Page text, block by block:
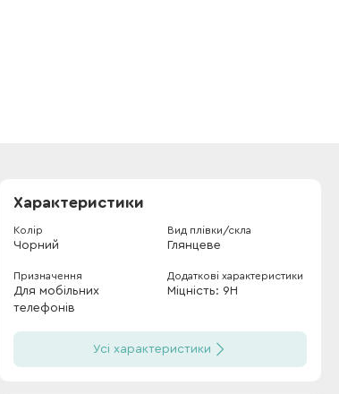
Характеристики
Колір
Чорний
Вид плівки/скла
Глянцеве
Призначення
Для мобільних
телефонів
Додаткові характеристики
Міцність: 9Н
Усі характеристики